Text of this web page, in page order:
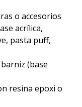
o accesorios
acrílica,
pasta puff,
(base
resina epoxi o